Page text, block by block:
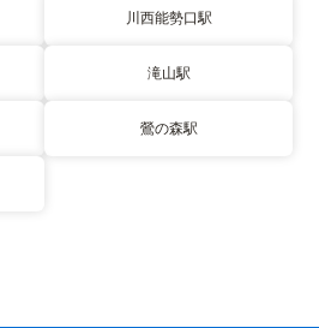
川西能勢口駅
滝山駅
鶯の森駅